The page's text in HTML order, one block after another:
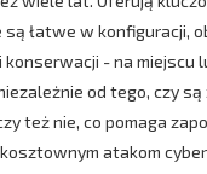
są łatwe w konfiguracji,
konserwacji - na miejscu
od tego, czy
też nie, co pomaga
atakom